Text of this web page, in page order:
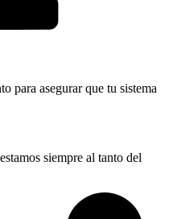
para asegurar que tu sistema
siempre al tanto del